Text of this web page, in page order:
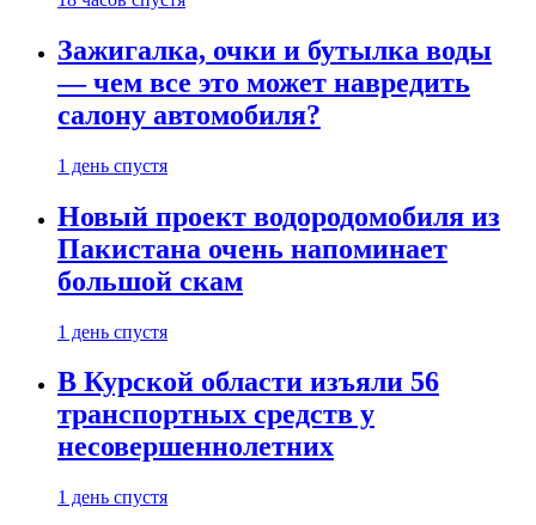
Зажигалка, очки и бутылка воды
— чем все это может навредить
салону автомобиля?
1 день спустя
Новый проект водородомобиля из
Пакистана очень напоминает
большой скам
1 день спустя
В Курской области изъяли 56
транспортных средств у
несовершеннолетних
1 день спустя